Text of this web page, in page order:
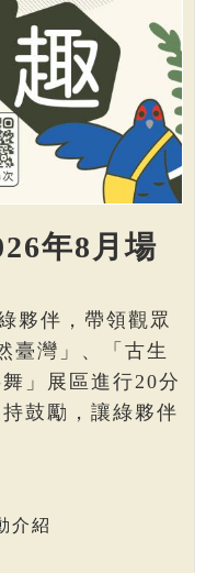
年8月場
夥伴，帶領觀眾
臺灣」、「古生
」展區進行20分
鼓勵，讓綠夥伴
介紹